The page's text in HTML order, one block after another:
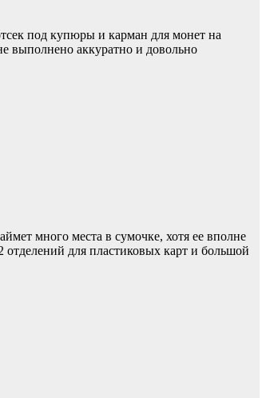
под купюры и карман для монет на
выполнено аккуратно и довольно
много места в сумочке, хотя ее вполне
отделений для пластиковых карт и большой